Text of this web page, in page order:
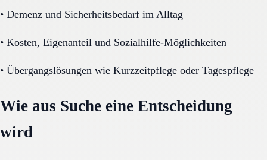
• Demenz und Sicherheitsbedarf im Alltag
• Kosten, Eigenanteil und Sozialhilfe-Möglichkeiten
• Übergangslösungen wie Kurzzeitpflege oder Tagespflege
Wie aus Suche eine Entscheidung
wird